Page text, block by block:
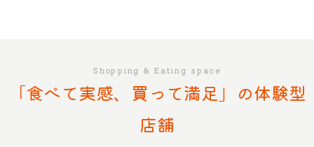
「食べて実感、買って満足」の体験型
店舗
Shopping & Eating space